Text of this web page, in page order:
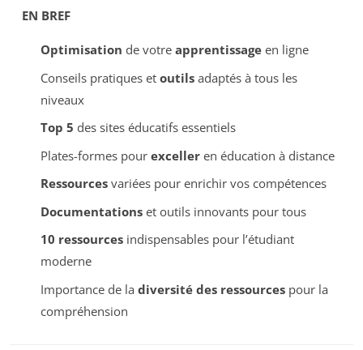
EN BREF
Optimisation de votre apprentissageen ligne
Conseils pratiques et outilsadaptés à tous les
niveaux
Top 5 des sites éducatifs essentiels
Plates-formes pour excelleren éducation à distance
Ressourcesvariées pour enrichir vos compétences
Documentationset outils innovants pour tous
10 ressourcesindispensables pour l’étudiant
moderne
Importance de la diversité des ressourcespour la
compréhension